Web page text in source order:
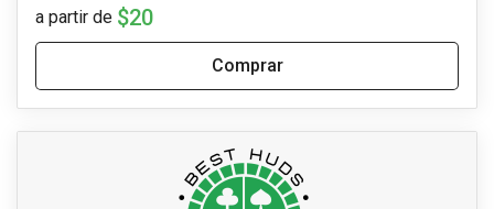
a partir de $20
Comprar